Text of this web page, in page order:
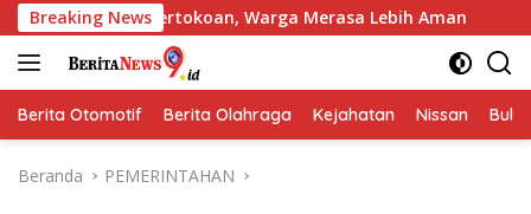
Langsung
ke
konten
Breaking News
Pertokoan, Warga Merasa Lebih Aman Polres
Berita Otomotif Berita Olahraga Kejahatan Nissan
Beranda PEMERINTAHAN